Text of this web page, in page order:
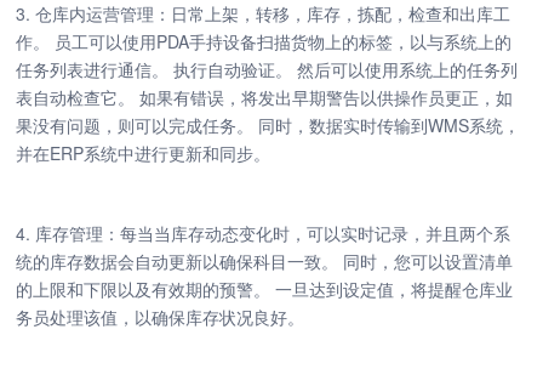
3. 仓库内运营管理：日常上架，转移，库存，拣配，检查和出库工
作。 员工可以使用PDA手持设备扫描货物上的标签，以与系统上的
任务列表进行通信。 执行自动验证。 然后可以使用系统上的任务列
表自动检查它。 如果有错误，将发出早期警告以供操作员更正，如
果没有问题，则可以完成任务。 同时，数据实时传输到WMS系统，
并在ERP系统中进行更新和同步。
4. 库存管理：每当当库存动态变化时，可以实时记录，并且两个系
统的库存数据会自动更新以确保科目一致。 同时，您可以设置清单
的上限和下限以及有效期的预警。 一旦达到设定值，将提醒仓库业
务员处理该值，以确保库存状况良好。